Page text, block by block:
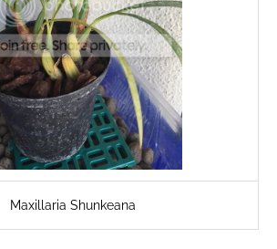
Maxillaria Shunkeana